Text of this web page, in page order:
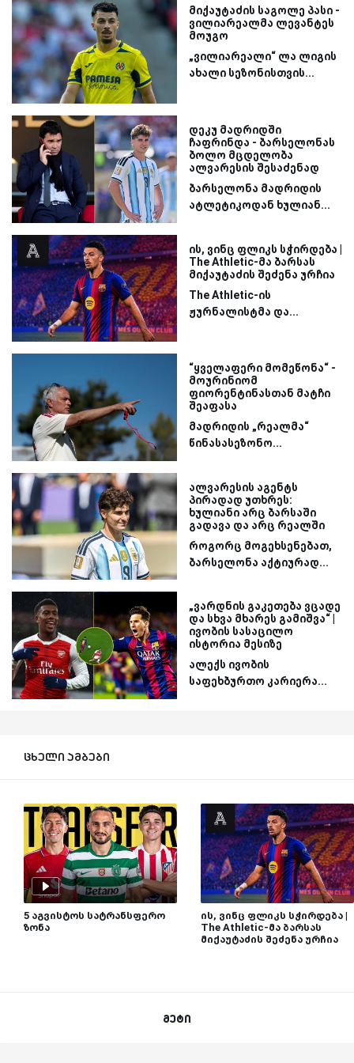
მიქაუტაძის საგოლე პასი -
ვილიარეალმა ლევანტეს
მოუგო
„ვილიარეალი“ ლა ლიგის
ახალი სეზონისთვის...
დეკუ მადრიდში
ჩაფრინდა - ბარსელონას
ბოლო მცდელობა
ალვარესის შესაძენად
ბარსელონა მადრიდის
ატლეტიკოდან ხულიან...
ის, ვინც ფლიკს სჭირდება |
The Athletic-მა ბარსას
მიქაუტაძის შეძენა ურჩია
The Athletic-ის
ჟურნალისტმა და...
“ყველაფერი მომეწონა“ -
მოურინიომ
ფიორენტინასთან მატჩი
შეაფასა
მადრიდის „რეალმა“
წინასასეზონო...
ალვარესის აგენტს
პირადად უთხრეს:
ხულიანი არც ბარსაში
გადავა და არც რეალში
როგორც მოგეხსენებათ,
ბარსელონა აქტიურად...
„ვარდნის გაკეთება ვცადე
და სხვა მხარეს გამიშვა“ |
ივობის სასაცილო
ისტორია მესიზე
ალექს ივობის
საფეხბურთო კარიერა...
ცხელი ამბები
5 აგვისტოს სატრანსფერო
ზონა
ის, ვინც ფლიკს სჭირდება |
The Athletic-მა ბარსას
მიქაუტაძის შეძენა ურჩია
მეტი